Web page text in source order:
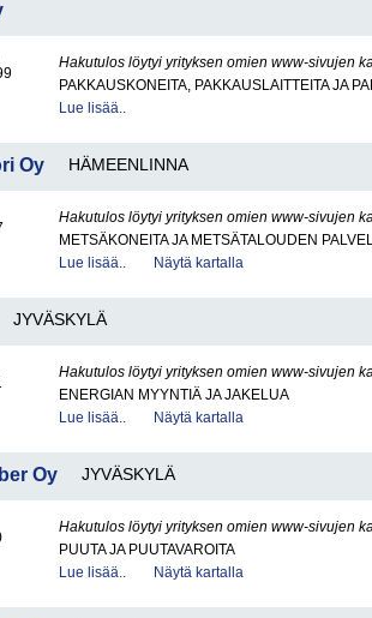
Hakutulos löytyi yrityksen omien www-sivujen
PAKKAUSKONEITA, PAKKAUSLAITTEITA JA
Lue lisää..
Oy HÄMEENLINNA
Hakutulos löytyi yrityksen omien www-sivujen
METSÄKONEITA JA METSÄTALOUDEN
Lue lisää..
Näytä kartalla
JYVÄSKYLÄ
Hakutulos löytyi yrityksen omien www-sivujen
ENERGIAN MYYNTIÄ JA JAKELUA
Lue lisää..
Näytä kartalla
Oy JYVÄSKYLÄ
Hakutulos löytyi yrityksen omien www-sivujen
PUUTA JA PUUTAVAROITA
Lue lisää..
Näytä kartalla